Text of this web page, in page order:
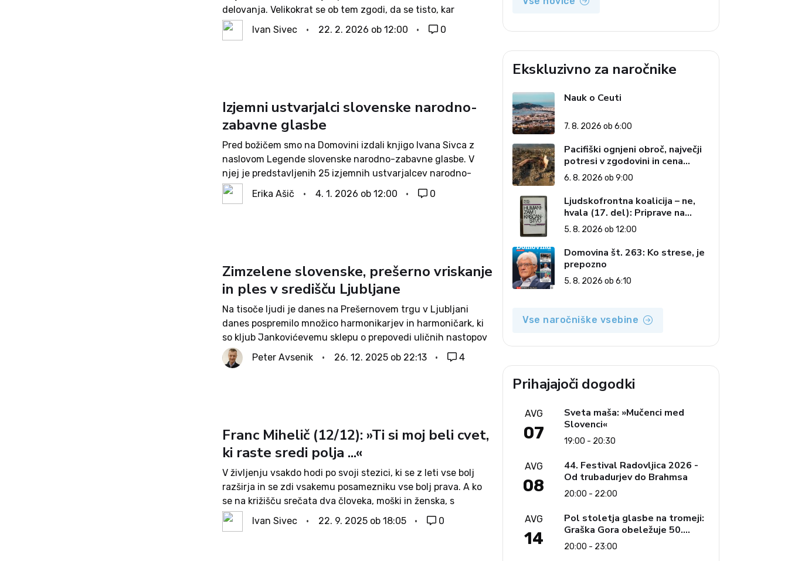
delovanja. Velikokrat se ob tem zgodi, da se tisto, kar
trenutno ustvarjamo, mnogim ne zdi veliko vredno, pravo
vrednost pa šele...
Ivan Sivec 22. 2. 2026 ob 12:00 0
Izjemni ustvarjalci slovenske narodno-
zabavne glasbe
Pred božičem smo na Domovini izdali knjigo Ivana Sivca z
naslovom Legende slovenske narodno-zabavne glasbe. V
njej je predstavljenih 25 izjemnih ustvarjalcev narodno-
zabavne glasbe. Knjiga je nastala dokaj hitro, toda temelji
na desetletjih raziskovanja. V knjigi smo želeli predstaviti
Erika Ašič 4. 1. 2026 ob 12:00 0
Zimzelene slovenske, prešerno vriskanje
in ples v središču Ljubljane
Na tisoče ljudi je danes na Prešernovem trgu v Ljubljani
danes pospremilo množico harmonikarjev in harmoničark, ki
so kljub Jankovićevemu sklepu o prepovedi uličnih nastopov
preplavili središče prestolnice. Dan samostojnosti in
enotnosti so počastili tudi z Zdravljico, sicer pa z...
Peter Avsenik 26. 12. 2025 ob 22:13 4
Franc Mihelič (12/12): »Ti si moj beli cvet,
ki raste sredi polja ...«
V življenju vsakdo hodi po svoji stezici, ki se z leti vse bolj
razširja in se zdi vsakemu posamezniku vse bolj prava. A ko
se na križišču srečata dva človeka, moški in ženska, s
podobnimi pogledi na svet ter s...
Ivan Sivec 22. 9. 2025 ob 18:05 0
Ekskluzivno za naročnike
Nauk o Ceuti
7. 8. 2026 ob 6:00
Pacifiški ognjeni obroč, največji
potresi v zgodovini in cena
pozabe
6. 8. 2026 ob 9:00
Ljudskofrontna koalicija – ne,
hvala (17. del): Priprave na
sestop z oblasti – dvorska
opozicija 6: Gramsci na delu:
Revija 2000 in revolucionarna
izvotlitev krščanstva
5. 8. 2026 ob 12:00
Domovina št. 263: Ko strese, je
prepozno
5. 8. 2026 ob 6:10
Vse naročniške vsebine
Prihajajoči dogodki
AVG
07
Sveta maša: »Mučenci med
Slovenci«
19:00 - 20:30
AVG
08
44. Festival Radovljica 2026 -
Od trubadurjev do Brahmsa
20:00 - 22:00
AVG
14
Pol stoletja glasbe na tromeji:
Graška Gora obeležuje 50.
jubilejni festival narodno-
zabavne glasbe
20:00 - 23:00